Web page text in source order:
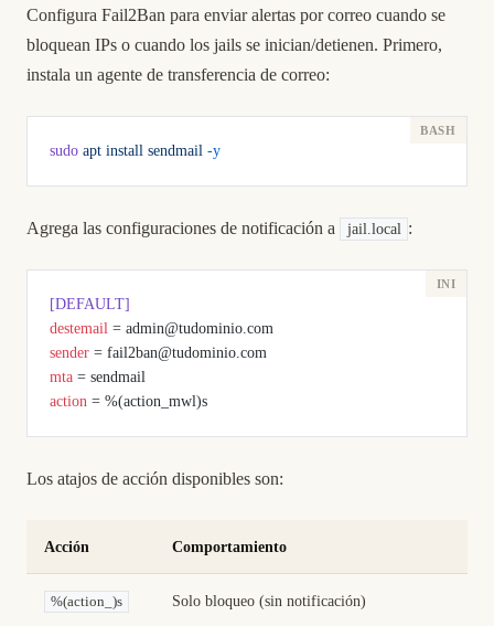
Configura Fail2Ban para enviar alertas por correo cuando se
bloquean IPs o cuando los jails se inician/detienen. Primero,
instala un agente de transferencia de correo:
sudo apt install sendmail -y
Agrega las configuraciones de notificación a jail.local :
[DEFAULT]
destemail = admin@tudominio.com
sender = fail2ban@tudominio.com
mta = sendmail
action = %(action_mwl)s
Los atajos de acción disponibles son:
Acción Comportamiento
%(action_)s Solo bloqueo (sin notificación)